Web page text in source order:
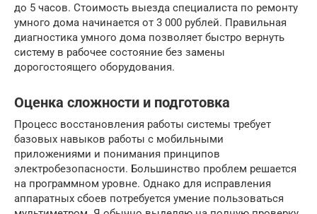
до 5 часов. Стоимость выезда специалиста по ремонту
умного дома начинается от 3 000 рублей. Правильная
диагностика умного дома позволяет быстро вернуть
систему в рабочее состояние без замены
дорогостоящего оборудования.
Оценка сложности и подготовка
Процесс восстановления работы системы требует
базовых навыков работы с мобильными
приложениями и понимания принципов
электробезопасности. Большинство проблем решается
на программном уровне. Однако для исправления
аппаратных сбоев потребуется умение пользоваться